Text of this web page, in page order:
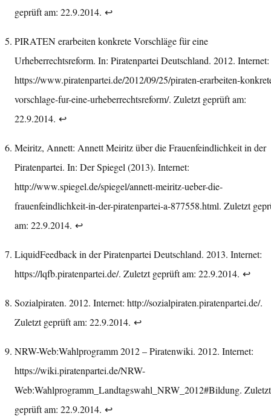
geprüft am: 22.9.2014. ↩︎
PIRATEN erarbeiten konkrete Vorschläge für eine
Urheberrechtsreform. In: Piratenpartei Deutschland. 2012. Internet:
https://www.piratenpartei.de/2012/09/25/piraten-erarbeiten-
vorschlage-fur-eine-urheberrechtsreform/. Zuletzt geprüft am:
22.9.2014. ↩︎
Meiritz, Annett: Annett Meiritz über die Frauenfeindlichkeit in der
Piratenpartei. In: Der Spiegel (2013). Internet:
http://www.spiegel.de/spiegel/annett-meiritz-ueber-die-
frauenfeindlichkeit-in-der-piratenpartei-a-877558.html. Zuletzt
am: 22.9.2014. ↩︎
LiquidFeedback in der Piratenpartei Deutschland. 2013. Internet:
https://lqfb.piratenpartei.de/. Zuletzt geprüft am: 22.9.2014. ↩︎
Sozialpiraten. 2012. Internet: http://sozialpiraten.piratenpartei.de/.
Zuletzt geprüft am: 22.9.2014. ↩︎
NRW-Web:Wahlprogramm 2012 – Piratenwiki. 2012. Internet:
https://wiki.piratenpartei.de/NRW-
Web:Wahlprogramm_Landtagswahl_NRW_2012#Bildung. Zuletzt
geprüft am: 22.9.2014. ↩︎